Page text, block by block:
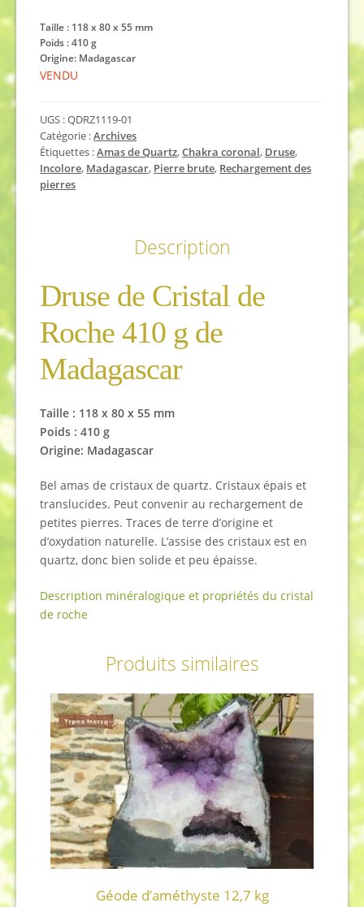
Taille : 118 x 80 x 55 mm
Poids : 410 g
Origine: Madagascar
VENDU
UGS :QDRZ1119-01
Catégorie :Archives
Étiquettes :Amas de Quartz,Chakra coronal, Druse,
Incolore, Madagascar, Pierre brute, Rechargement des
pierres
Description
Druse de Cristal de
Roche 410 g de
Madagascar
Taille : 118 x 80 x 55 mm
Poids : 410 g
Origine: Madagascar
Bel amas de cristaux de quartz. Cristaux épais et
translucides. Peut convenir au rechargement de
petites pierres. Traces de terre d’origine et
d’oxydation naturelle. L’assise des cristaux est en
quartz, donc bien solide et peu épaisse.
Description minéralogique et propriétés du cristal
de roche
Produits similaires
Géode d’améthyste 12,7 kg